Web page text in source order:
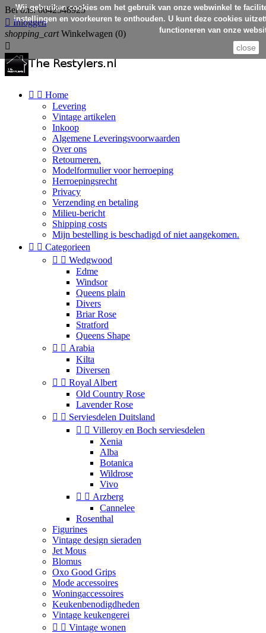
Bel ons:0642548925
 Inloggen
shopping_cart Winkelwagen (0)

  Home
Levering
Vintage artikelen
Inkoop
Algemene Leveringsvoorwaarden
Over ons
Retourneren.
Modelformulier voor herroeping
Herroepingsrecht
Privacy
Verzending en betaling
Milieu-bericht
Shipping costs
Mijn bestelling is beschadigd of niet aangekomen.
  Categorieen
  Wedgwood
Edme
Windsor
Queens plain
Divers
Briar Rose
Stratford
Queens Shape
  Arabia
Kilta
Diversen
  Royal Albert
Old Country Rose
Lavender Rose
  Serviesdelen Duitsland
  Villeroy en Boch serviesdelen
Xenia
Alba
Botanica
Wildrose
Vivo
  Arzberg
Cannelee
Rosenthal
Figurines
Vintage design sieraden
Jet Mous
Blomus
Oxo Good Grips
Mode accessoires
Woningaccessoires
Keukenbenodigdheden
Vintage keukengerei
  Vintage wonen
Wij gebruiken cookies om het gebruik van onze webwinkel te
instellingen en voorkeuren te onthouden. U kunt deze cookies
functioneren van onze
close